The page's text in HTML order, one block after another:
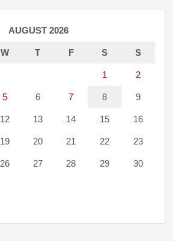
AUGUST 2026
W T F S S
1 2
5 6 7 8 9
12 13 14 15 16
19 20 21 22 23
26 27 28 29 30